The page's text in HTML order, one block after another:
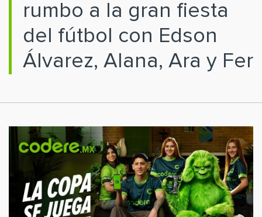
rumbo a la gran fiesta
del fútbol con Edson
Álvarez, Alana, Ara y Fer